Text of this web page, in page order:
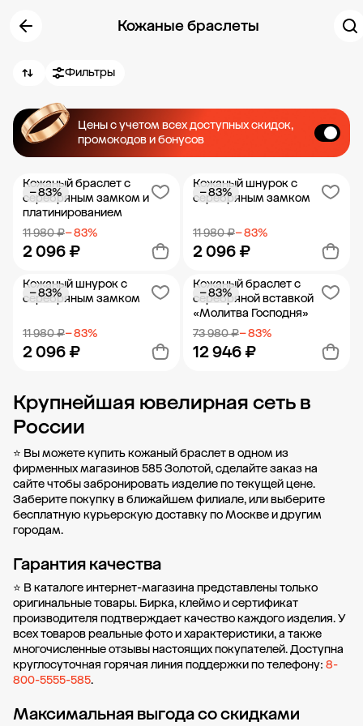
Кожаные браслеты
Фильтры
Цены с учетом всех доступных скидок,
промокодов и бонусов
Кожаный браслет с
серебряным замком и
платинированием
11 980 ₽− 83%
2 096 ₽
− 83%
Добавить в корзину
Кожаный шнурок с
серебряным замком
11 980 ₽− 83%
2 096 ₽
− 83%
Добавить в корзину
Кожаный шнурок с
серебряным замком
11 980 ₽− 83%
2 096 ₽
− 83%
Добавить в корзину
Кожаный браслет с
серебряной вставкой
«Молитва Господня»
73 980 ₽− 83%
12 946 ₽
− 83%
Добавить в корзину
Крупнейшая ювелирная сеть в
России
⭐ Вы можете купить кожаный браслет в одном из
фирменных магазинов 585 Золотой, сделайте заказ на
сайте чтобы забронировать изделие по текущей цене.
Заберите покупку вближайшем филиале, или выберите
бесплатную курьерскую доставку по Москве и другим
городам.
Гарантия качества
⭐ В каталоге интернет-магазина представлены только
оригинальные товары. Бирка, клеймо и сертификат
производителя подтверждает качество каждого изделия. У
всех товаров реальные фото и характеристики, а также
многочисленные отзывы настоящих покупателей. Доступна
круглосуточная горячая линия поддержки по телефону: 8-
800-5555-585.
Максимальная выгода со скидками